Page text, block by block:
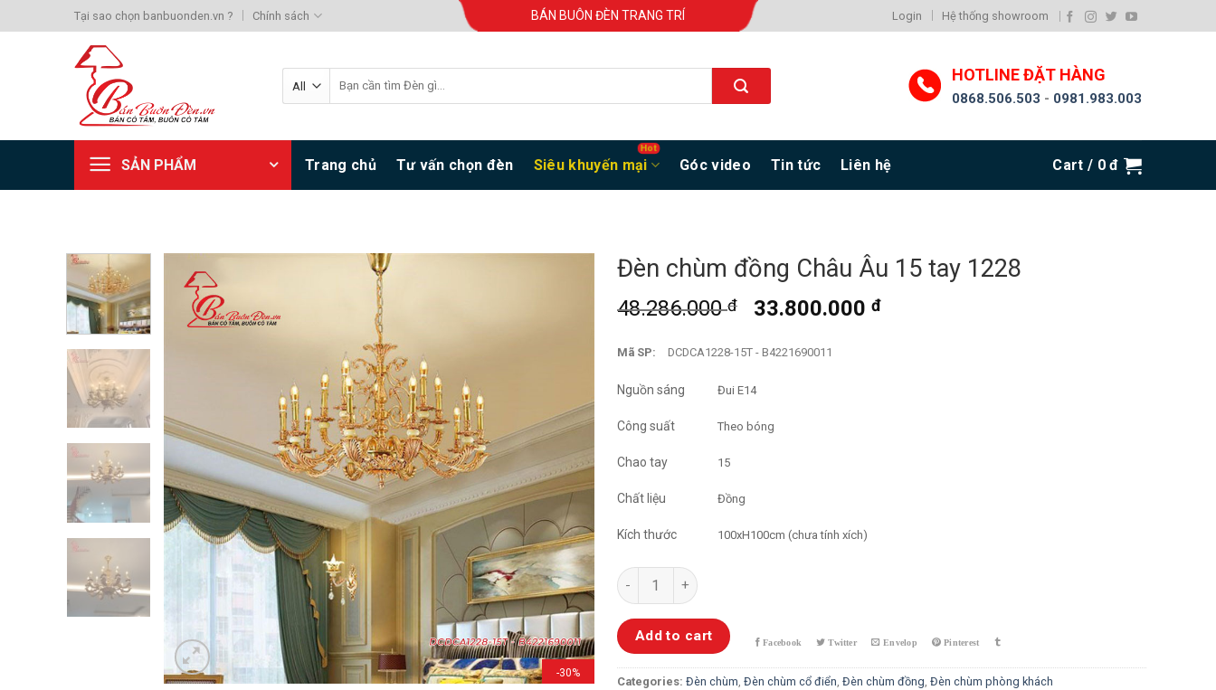
to
Tại sao chọn banbuonden.vn ? Chính sách BÁN BUÔN ĐÈN TRANG TRÍ Login Hệ thống showroom
for:
HOTLINE ĐẶT HÀNG
0868.506.503 - 0981.983.003
SẢN PHẨM Trang chủ Tư vấn chọn đèn Siêu khuyến mại Góc video Tin tức Liên hệ Cart / 0đ
-30%
Đèn chùm đồng Châu Âu 15 tay 1228
48.286.000đ 33.800.000đ
Mã SP: DCDCA1228-15T - B4221690011
Nguồn sáng Đui E14
Công suất Theo bóng
Chao tay 15
Chất liệu Đồng
Kích thước 100xH100cm (chưa tính xích)
Đèn chùm đồng Châu Âu 15 tay 1228 quantity
Add to cart
Categories: Đèn chùm, Đèn chùm cổ điển, Đèn chùm đồng, Đèn chùm phòng khách